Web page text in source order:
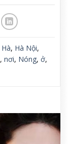
Hà, Hà Nội,
, nơi, Nóng, ở,